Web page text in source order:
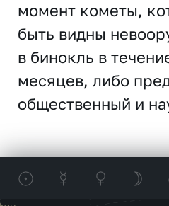
момент кометы,
быть видны
в бинокль в
месяцев, либо
общественный и